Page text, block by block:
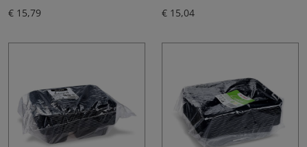
€ 15,79
€ 15,04